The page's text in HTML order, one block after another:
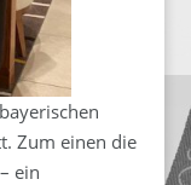
Zum einen die
ein